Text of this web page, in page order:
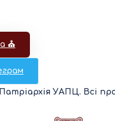
⛪️
УАПЦ. Всі